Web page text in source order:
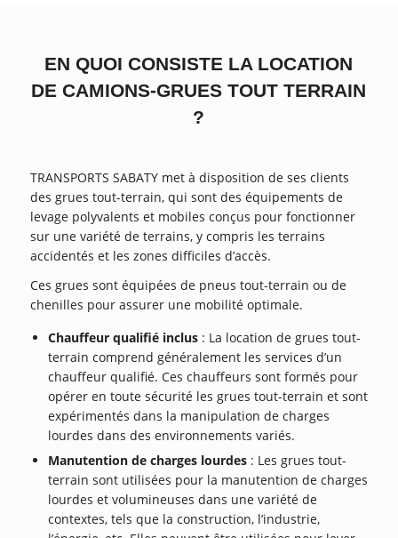
EN QUOI CONSISTE LA LOCATION
DE CAMIONS-GRUES TOUT TERRAIN
?
TRANSPORTS SABATY met à disposition de ses clients
des grues tout-terrain, qui sont des équipements de
levage polyvalents et mobiles conçus pour fonctionner
sur une variété de terrains, y compris les terrains
accidentés et les zones difficiles d’accès.
Ces grues sont équipées de pneus tout-terrain ou de
chenilles pour assurer une mobilité optimale.
Chauffeur qualifié inclus : La location de grues tout-
terrain comprend généralement les services d’un
chauffeur qualifié. Ces chauffeurs sont formés pour
opérer en toute sécurité les grues tout-terrain et sont
expérimentés dans la manipulation de charges
lourdes dans des environnements variés.
Manutention de charges lourdes : Les grues tout-
terrain sont utilisées pour la manutention de charges
lourdes et volumineuses dans une variété de
contextes, tels que la construction, l’industrie,